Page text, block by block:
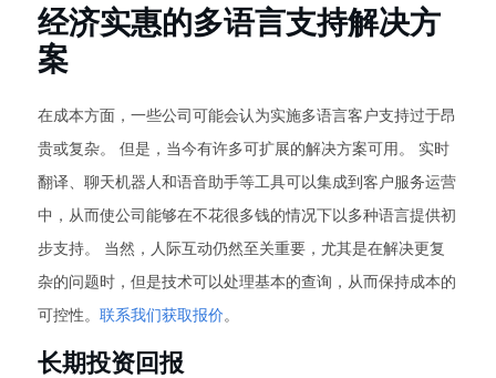
经济实惠的多语言支持解决方
案
在成本方面，一些公司可能会认为实施多语言客户支持过于昂
贵或复杂。 但是，当今有许多可扩展的解决方案可用。 实时
翻译、聊天机器人和语音助手等工具可以集成到客户服务运营
中，从而使公司能够在不花很多钱的情况下以多种语言提供初
步支持。 当然，人际互动仍然至关重要，尤其是在解决更复
杂的问题时，但是技术可以处理基本的查询，从而保持成本的
可控性。 联系我们获取报价。
长期投资回报